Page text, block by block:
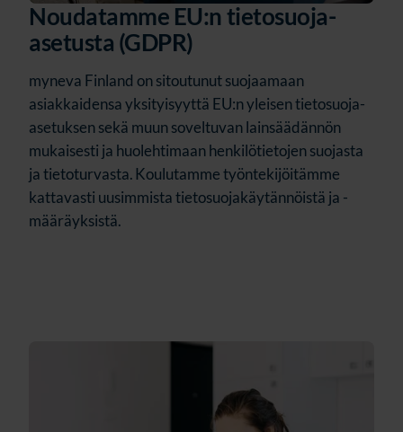
Noudatamme EU:n tietosuoja-
asetusta (GDPR)
myneva Finland onsitoutunutsuojaamaan
asiakkaidensayksityisyyttä EU:nyleisentietosuoja-
asetuksensekä muunsoveltuvanlainsäädännön
mukaisesti ja huolehtimaanhenkilötietojensuojasta
ja tietoturvasta. Koulutamme työntekijöitämme
kattavasti uusimmista tietosuojakäytännöistä ja -
määräyksistä.